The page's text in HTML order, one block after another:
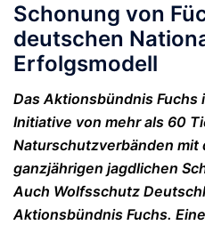
Schonung von
deutschen
Erfolgsmodell
Das Aktionsbündnis
Initiative von mehr als 60
Naturschutzverbänden mit
ganzjährigen jagdlichen
Auch Wolfsschutz
Aktionsbündnis Fuchs.